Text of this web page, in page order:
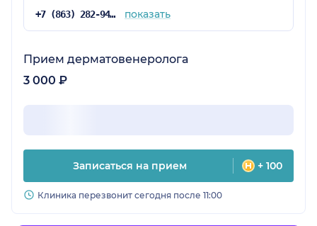
+7 (863) 282-94-43 показать
Прием дерматовенеролога
3 000 ₽
Записаться на прием + 100
Клиника перезвонит сегодня после 11:00